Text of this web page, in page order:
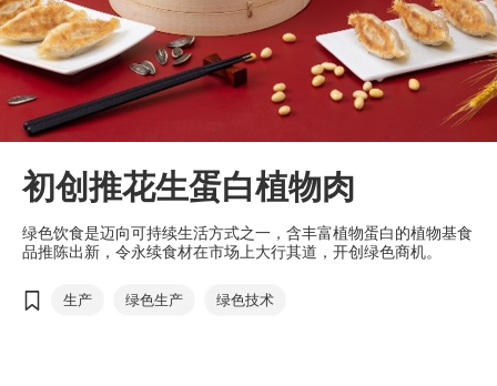
初创推花生蛋白植物肉
绿色饮食是迈向可持续生活方式之一，含丰富植物蛋白的植物基食
品推陈出新，令永续食材在市场上大行其道，开创绿色商机。
生产 绿色生产 绿色技术